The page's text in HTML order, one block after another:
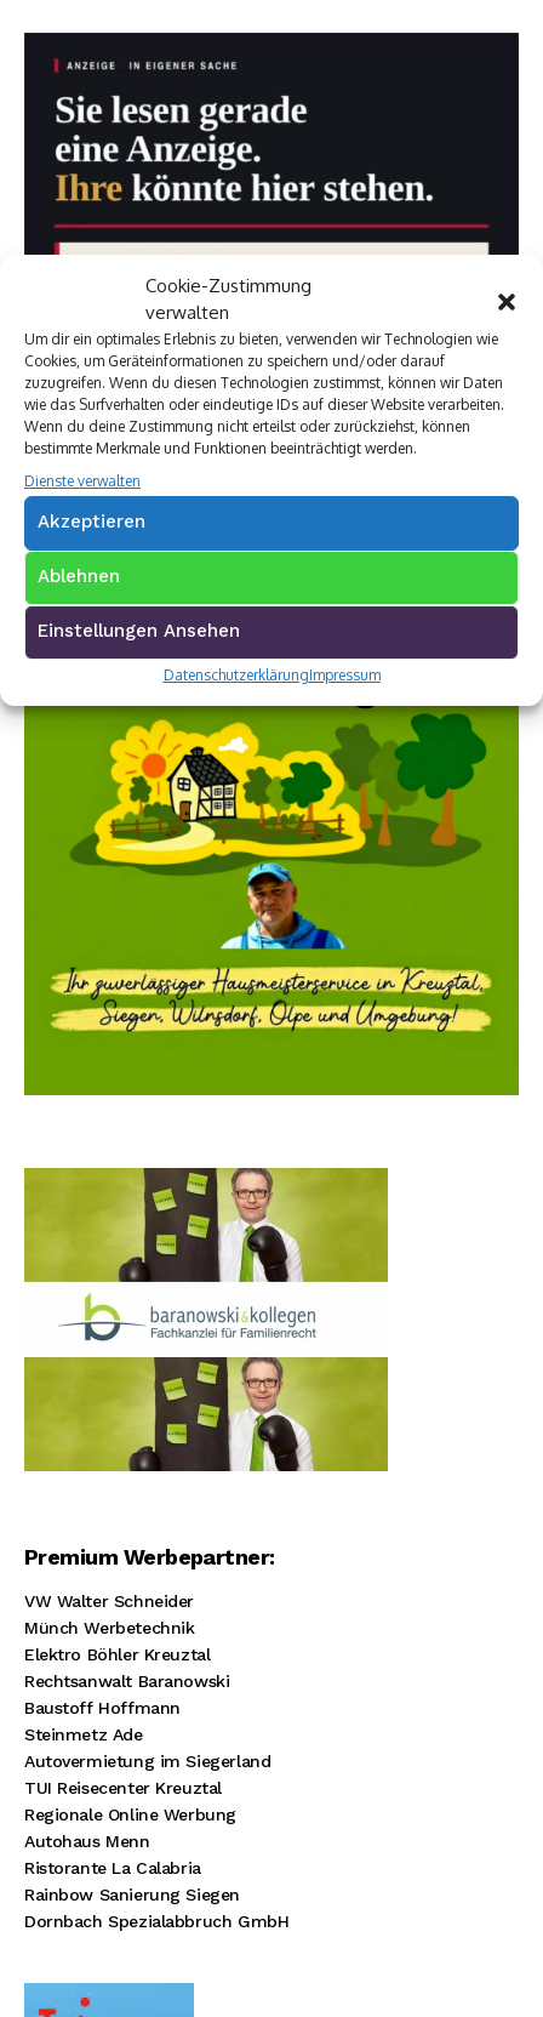
Cookie-Zustimmung
verwalten
Um dir ein optimales Erlebnis zu bieten, verwenden wir Technologien wie
Cookies, um Geräteinformationen zu speichern und/oder darauf
zuzugreifen. Wenn du diesen Technologien zustimmst, können wir Daten
wie das Surfverhalten oder eindeutige IDs auf dieser Website verarbeiten.
Wenn du deine Zustimmung nicht erteilst oder zurückziehst, können
bestimmte Merkmale und Funktionen beeinträchtigt werden.
Dienste verwalten
Akzeptieren
Ablehnen
Einstellungen Ansehen
DatenschutzerklärungImpressum
Premium Werbepartner:
VW Walter Schneider
Münch Werbetechnik
Elektro Böhler Kreuztal
Rechtsanwalt Baranowski
Baustoff Hoffmann
Steinmetz Ade
Autovermietung im Siegerland
TUI Reisecenter Kreuztal
Regionale Online Werbung
Autohaus Menn
Ristorante La Calabria
Rainbow Sanierung Siegen
Dornbach Spezialabbruch GmbH